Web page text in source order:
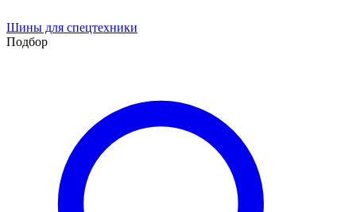
Шины для спецтехники
Подбор